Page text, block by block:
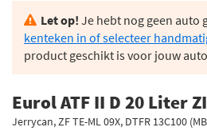
Let op! Je hebt nog geen auto
kenteken in of selecteer
product geschikt is voor jouw
Eurol ATF II D 20 Liter
Jerrycan, ZF TE-ML 09X, DTFR 13C100